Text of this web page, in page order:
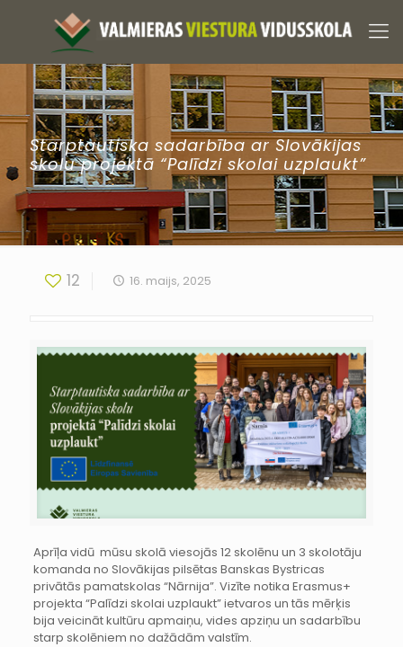
Starptautiska sadarbība ar Slovākijas
skolu projektā “Palīdzi skolai uzplaukt”
12 16. maijs, 2025
Aprīļa vidū mūsu skolā viesojās 12 skolēnu un 3 skolotāju
komanda no Slovākijas pilsētas Banskas Bystricas
privātās pamatskolas “Nārnija”. Vizīte notika Erasmus+
projekta “Palīdzi skolai uzplaukt” ietvaros un tās mērķis
bija veicināt kultūru apmaiņu, vides apziņu un sadarbību
starp skolēniem no dažādām valstīm.